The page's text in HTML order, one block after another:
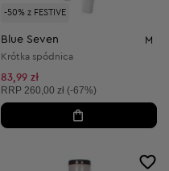
-50% z FESTIVE
Blue Seven M
Krótka spódnica
83,99 zł
Cena sugerowana:
RRP 260,00 zł (-67%)